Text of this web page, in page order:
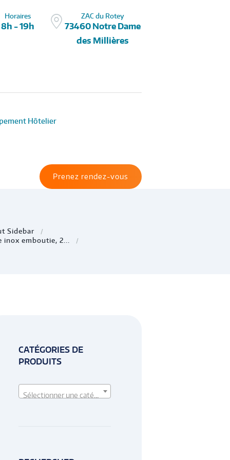
Horaires
8h - 19h
ZAC du Rotey
73460 Notre Dame
des Millières
Hôtelier
Prenez rendez-vous
Sidebar
emboutie, 2...
CATÉGORIES DE
PRODUITS